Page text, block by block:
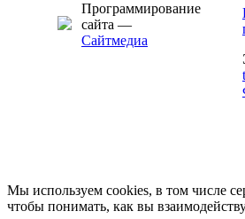
Программирование
сайта —
Сайтмедиа
Мы используем cookies, в том числе
чтобы понимать, как вы